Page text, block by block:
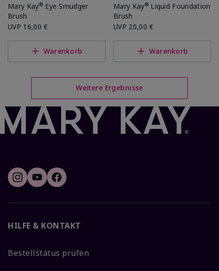
Mary Kay®Eye Smudger
Brush
UVP 16,00 €
Warenkorb
Mary Kay®Liquid Foundation
Brush
UVP 20,00 €
Warenkorb
Weitere Ergebnisse
HILFE & KONTAKT
Bestellstatus prüfen